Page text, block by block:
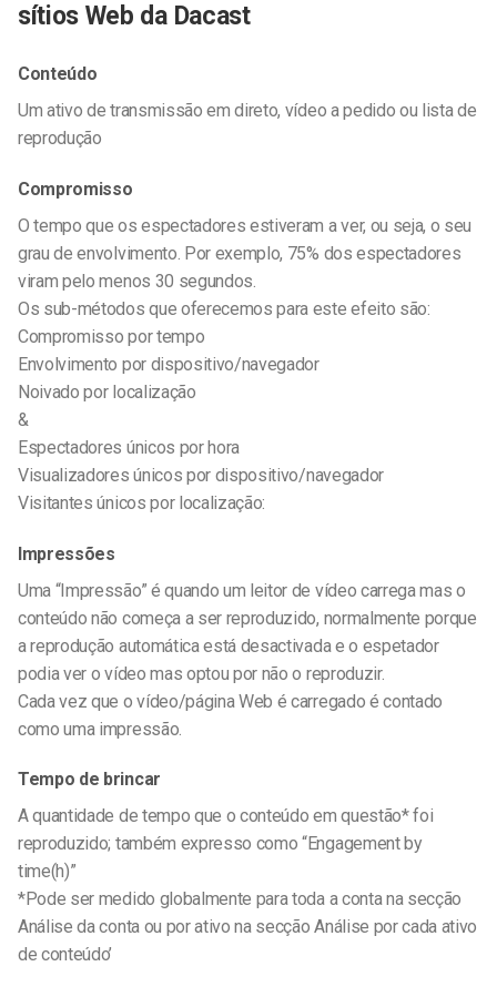
sítios Web da Dacast
Conteúdo
Um ativo de transmissão em direto, vídeo a pedido ou lista de
reprodução
Compromisso
O tempo que os espectadores estiveram a ver, ou seja, o seu
grau de envolvimento. Por exemplo, 75% dos espectadores
viram pelo menos 30 segundos.
Os sub-métodos que oferecemos para este efeito são:
Compromisso por tempo
Envolvimento por dispositivo/navegador
Noivado por localização
&
Espectadores únicos por hora
Visualizadores únicos por dispositivo/navegador
Visitantes únicos por localização:
Impressões
Uma “Impressão” é quando um leitor de vídeo carrega mas o
conteúdo não começa a ser reproduzido, normalmente porque
a reprodução automática está desactivada e o espetador
podia ver o vídeo mas optou por não o reproduzir.
Cada vez que o vídeo/página Web é carregado é contado
como uma impressão.
Tempo de brincar
A quantidade de tempo que o conteúdo em questão* foi
reproduzido; também expresso como “Engagement by
time(h)”
*Pode ser medido globalmente para toda a conta na secção
Análise da conta ou por ativo na secção Análise por cada ativo
de conteúdo’